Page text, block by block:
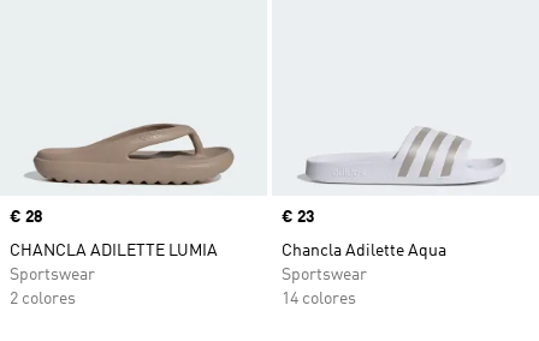
Precio
€ 28
CHANCLA ADILETTE LUMIA
Sportswear
2 colores
Precio
€ 23
Chancla Adilette Aqua
Sportswear
14 colores